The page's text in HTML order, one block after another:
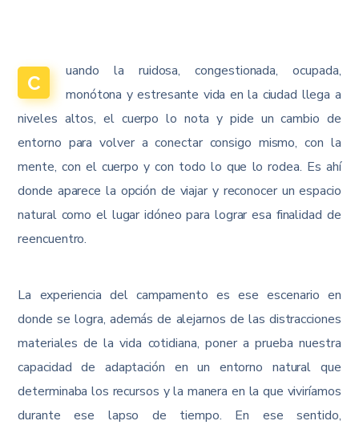
C
uando la ruidosa, congestionada, ocupada,
monótona y estresante vida en la ciudad llega a
niveles altos, el cuerpo lo nota y pide un cambio de
entorno para volver a conectar consigo mismo, con la
mente, con el cuerpo y con todo lo que lo rodea. Es ahí
donde aparece la opción de viajar y reconocer un espacio
natural como el lugar idóneo para lograr esa finalidad de
reencuentro.
La experiencia del campamento es ese escenario en
donde se logra, además de alejarnos de las distracciones
materiales de la vida cotidiana, poner a prueba nuestra
capacidad de adaptación en un entorno natural que
determinaba los recursos y la manera en la que viviríamos
durante ese lapso de tiempo. En ese sentido,